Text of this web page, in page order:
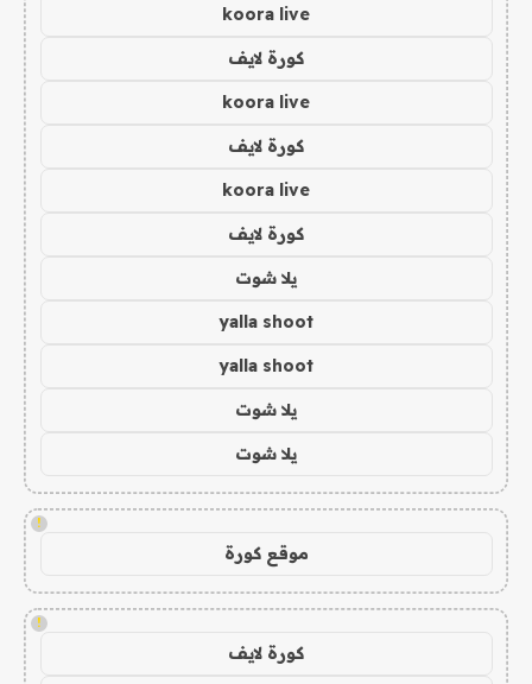
koora live
كورة لايف
koora live
كورة لايف
koora live
كورة لايف
يلا شوت
yalla shoot
yalla shoot
يلا شوت
يلا شوت
!
موقع كورة
!
كورة لايف